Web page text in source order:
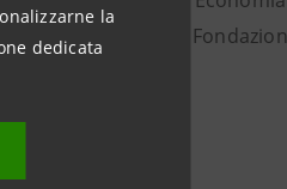
la
dedicata
Enel. È nel CdA di